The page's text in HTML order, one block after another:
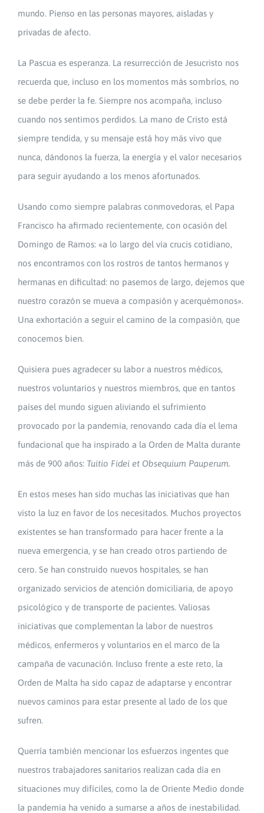
mundo. Pienso en las personas mayores, aisladas y
privadas de afecto.
La Pascua es esperanza. La resurrección de Jesucristo nos
recuerda que, incluso en los momentos más sombríos, no
se debe perder la fe. Siempre nos acompaña, incluso
cuando nos sentimos perdidos. La mano de Cristo está
siempre tendida, y su mensaje está hoy más vivo que
nunca, dándonos la fuerza, la energía y el valor necesarios
para seguir ayudando a los menos afortunados.
Usando como siempre palabras conmovedoras, el Papa
Francisco ha afirmado recientemente, con ocasión del
Domingo de Ramos: «a lo largo del vía crucis cotidiano,
nos encontramos con los rostros de tantos hermanos y
hermanas en dificultad: no pasemos de largo, dejemos que
nuestro corazón se mueva a compasión y acerquémonos».
Una exhortación a seguir el camino de la compasión, que
conocemos bien.
Quisiera pues agradecer su labor a nuestros médicos,
nuestros voluntarios y nuestros miembros, que en tantos
países del mundo siguen aliviando el sufrimiento
provocado por la pandemia, renovando cada día el lema
fundacional que ha inspirado a la Orden de Malta durante
más de 900 años: Tuitio Fidei et Obsequium Pauperum.
En estos meses han sido muchas las iniciativas que han
visto la luz en favor de los necesitados. Muchos proyectos
existentes se han transformado para hacer frente a la
nueva emergencia, y se han creado otros partiendo de
cero. Se han construido nuevos hospitales, se han
organizado servicios de atención domiciliaria, de apoyo
psicológico y de transporte de pacientes. Valiosas
iniciativas que complementan la labor de nuestros
médicos, enfermeros y voluntarios en el marco de la
campaña de vacunación. Incluso frente a este reto, la
Orden de Malta ha sido capaz de adaptarse y encontrar
nuevos caminos para estar presente al lado de los que
sufren.
Querría también mencionar los esfuerzos ingentes que
nuestros trabajadores sanitarios realizan cada día en
situaciones muy difíciles, como la de Oriente Medio donde
la pandemia ha venido a sumarse a años de inestabilidad.